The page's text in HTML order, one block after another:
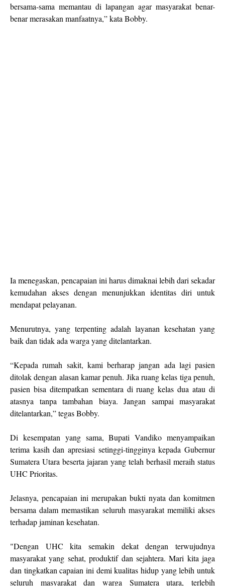
bersama-sama memantau di lapangan agar masyarakat benar-
benar merasakan manfaatnya,” kata Bobby.
Ia menegaskan, pencapaian ini harus dimaknai lebih dari sekadar
kemudahan akses dengan menunjukkan identitas diri untuk
mendapat pelayanan.
Menurutnya, yang terpenting adalah layanan kesehatan yang
baik dan tidak ada warga yang ditelantarkan.
“Kepada rumah sakit, kami berharap jangan ada lagi pasien
ditolak dengan alasan kamar penuh. Jika ruang kelas tiga penuh,
pasien bisa ditempatkan sementara di ruang kelas dua atau di
atasnya tanpa tambahan biaya. Jangan sampai masyarakat
ditelantarkan,” tegas Bobby.
Di kesempatan yang sama, Bupati Vandiko menyampaikan
terima kasih dan apresiasi setinggi-tingginya kepada Gubernur
Sumatera Utara beserta jajaran yang telah berhasil meraih status
UHC Prioritas.
Jelasnya, pencapaian ini merupakan bukti nyata dan komitmen
bersama dalam memastikan seluruh masyarakat memiliki akses
terhadap jaminan kesehatan.
"Dengan UHC kita semakin dekat dengan terwujudnya
masyarakat yang sehat, produktif dan sejahtera. Mari kita jaga
dan tingkatkan capaian ini demi kualitas hidup yang lebih untuk
seluruh masyarakat dan warga Sumatera utara, terlebih